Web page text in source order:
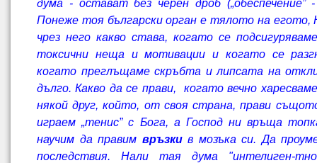
дума - остават без черен дроб („обеспечение” -
Понеже тоя български орган е тялото на егото,
чрез него какво става, когато се
токсични неща и мотивации и когато се
когато преглъщаме скръбта и липсата на
дълго. Какво да се прави, когато вечно
някой друг, който, от своя страна, прави
играем „тенис” с Бога, а Господ ни връща
научим да правим връзкив мозъка си. Да
последствия. Нали тая дума "интелиген-